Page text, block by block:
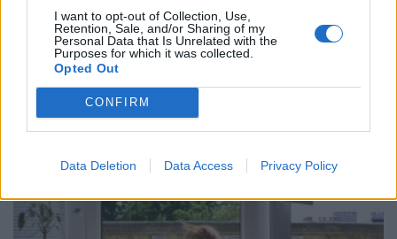
I want to opt-out of Collection, Use,
Retention, Sale, and/or Sharing of my
Personal Data that Is Unrelated with the
Purposes for which it was collected.
Opted Out
CONFIRM
Data Deletion Data Access Privacy Policy
Πόση απόσταση πρέπει να έχει το φορητό
κλιματιστικό από τον τοίχο για μέγιστη
εξοικονόμηση ρεύματος;
04/08/2026 - 07:02